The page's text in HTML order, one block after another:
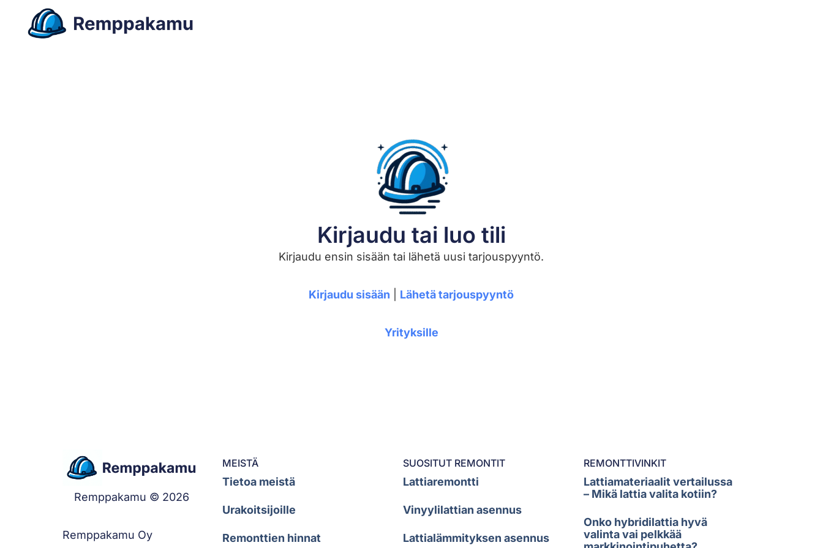
Kirjaudu tai luo tili
Kirjaudu ensin sisään tai lähetä uusi tarjouspyyntö.
Kirjaudu sisään Lähetä tarjouspyyntö
Yrityksille
Remppakamu © 2026
Remppakamu Oy
MEISTÄ
Tietoa meistä
Urakoitsijoille
Remonttien hinnat
SUOSITUT REMONTIT
Lattiaremontti
Vinyylilattian asennus
Lattialämmityksen asennus
REMONTTIVINKIT
Lattiamateriaalit vertailussa
– Mikä lattia valita kotiin?
Onko hybridilattia hyvä
valinta vai pelkkää